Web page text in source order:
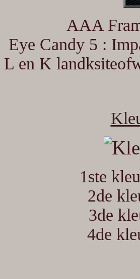
AAA
Eye Candy 5 :
L en K
1ste
2de
3de
4de